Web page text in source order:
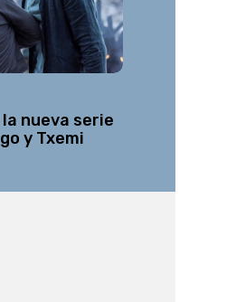
la nueva serie
y Txemi